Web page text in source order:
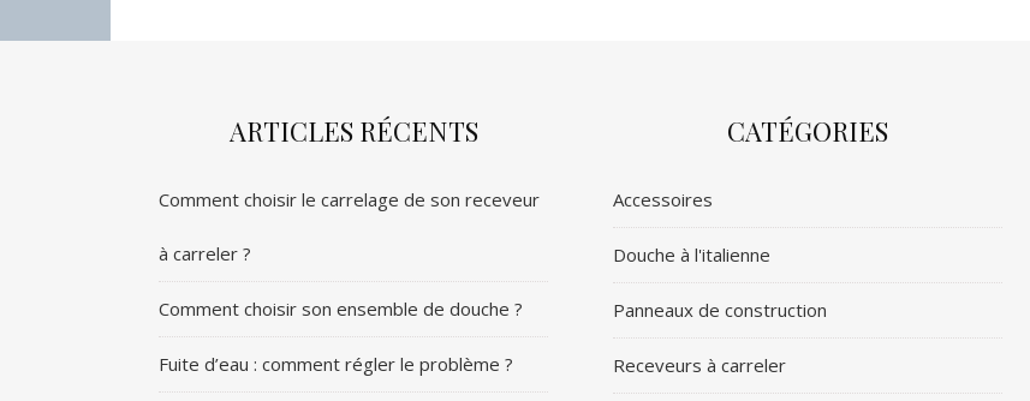
ARTICLES RÉCENTS
Comment choisir le carrelage de son receveur
à carreler ?
Comment choisir son ensemble de douche ?
Fuite d’eau : comment régler le problème ?
CATÉGORIES
Accessoires
Douche à l'italienne
Panneaux de construction
Receveurs à carreler